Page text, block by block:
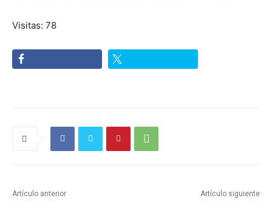
Visitas: 78
Artículo anterior Artículo siguiente